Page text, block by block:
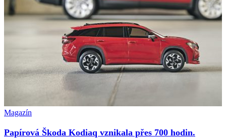
Magazín
Papírová Škoda Kodiaq vznikala přes 700 hodin.